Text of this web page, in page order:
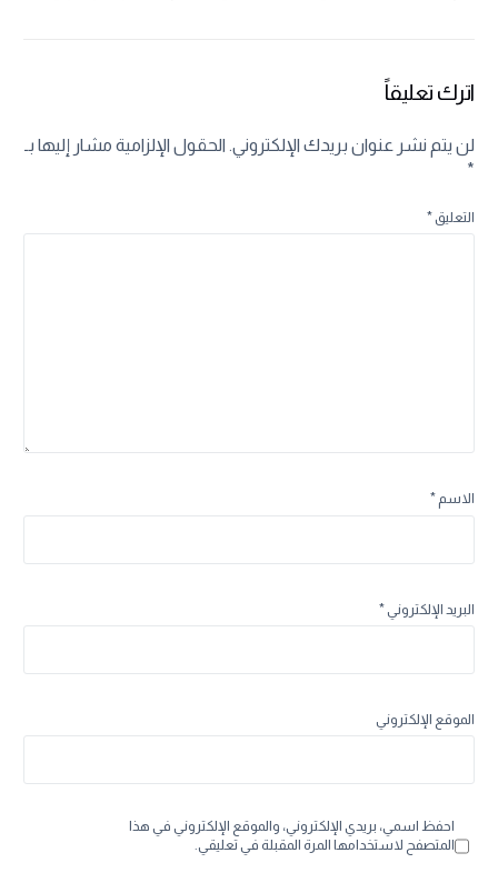
اترك تعليقاً
لن يتم نشر عنوان بريدك الإلكتروني. الحقول الإلزامية مشار إليها بـ
*
التعليق*
الاسم*
البريد الإلكتروني*
الموقع الإلكتروني
احفظ اسمي، بريدي الإلكتروني، والموقع الإلكتروني في هذا
المتصفح لاستخدامها المرة المقبلة في تعليقي.